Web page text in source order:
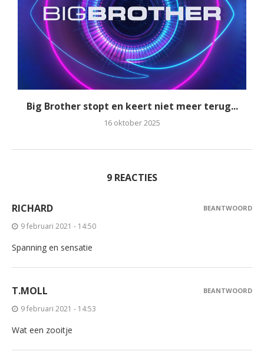
Big Brother stopt en keert niet meer terug...
16 oktober 2025
9 REACTIES
RICHARD
9 februari 2021 - 14:50
Spanning en sensatie
BEANTWOORD
T.MOLL
9 februari 2021 - 14:53
Wat een zooitje
BEANTWOORD